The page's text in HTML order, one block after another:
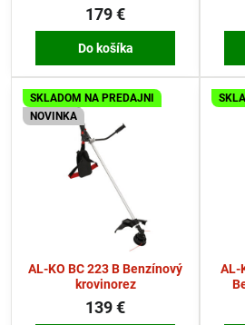
179 €
Do košíka
SKLADOM NA PREDAJNI
NOVINKA
AL-KO BC 223 B Benzínový
krovinorez
139 €
AL-